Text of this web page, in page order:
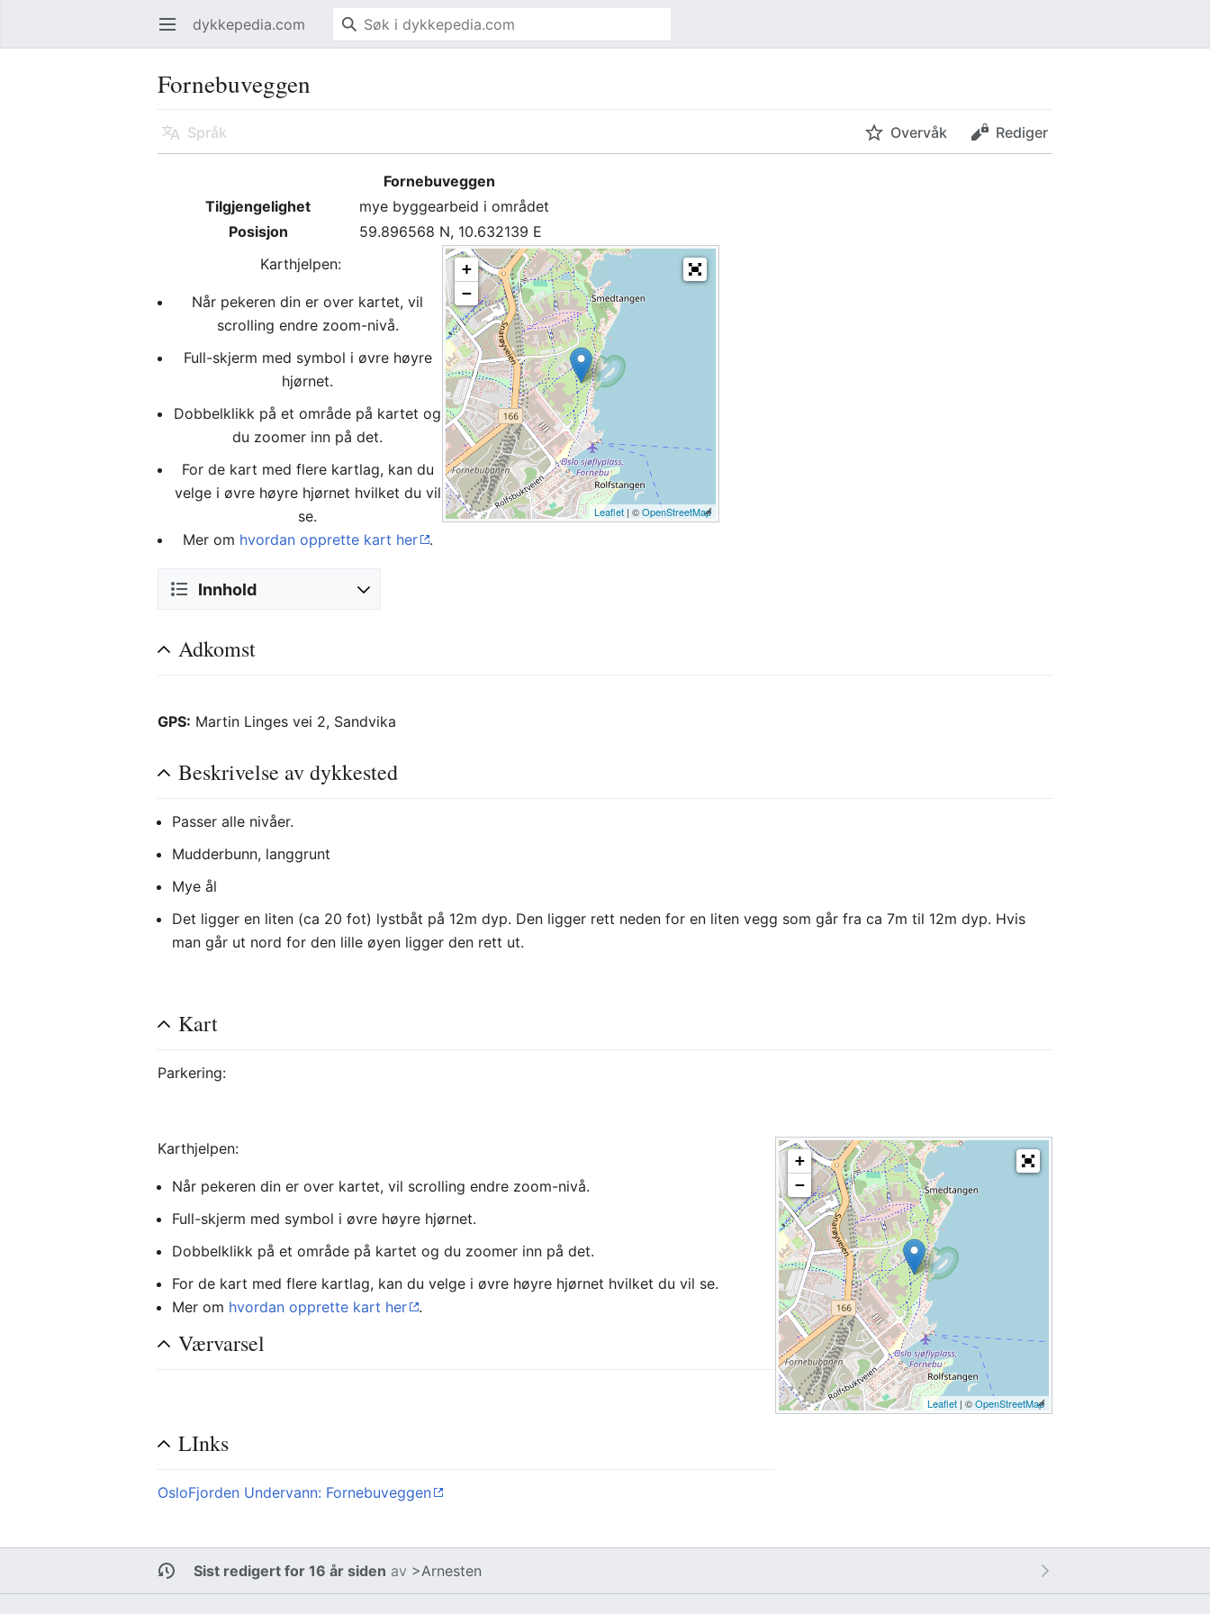
Åpne hovedmenyen dykkepedia.com
Fornebuveggen
Språk Overvåk Rediger
Fornebuveggen
Tilgjengelighet
mye byggearbeid i området
Posisjon
59.896568 N, 10.632139 E
+
−
Leaflet | ©OpenStreetMap
Karthjelpen:
Når pekeren din er over kartet, vil
scrolling endre zoom-nivå.
Full-skjerm med symbol i øvre høyre
hjørnet.
Dobbelklikk på et område på kartet og
du zoomer inn på det.
For de kart med flere kartlag, kan du
velge i øvre høyre hjørnet hvilket du vil
se.
Mer om hvordan opprette kart her .
Innhold
Adkomst
GPS: Martin Linges vei 2, Sandvika
Beskrivelse av dykkested
Passer alle nivåer.
Mudderbunn, langgrunt
Mye ål
Det ligger en liten (ca 20 fot) lystbåt på 12m dyp. Den ligger rett neden for en liten vegg som går fra ca 7m til 12m dyp. Hvis
man går ut nord for den lille øyen ligger den rett ut.
Kart
Parkering:
+
−
Leaflet| ©OpenStreetMap
Karthjelpen:
Når pekeren din er over kartet, vil scrolling endre zoom-nivå.
Full-skjerm med symbol i øvre høyre hjørnet.
Dobbelklikk på et område på kartet og du zoomer inn på det.
For de kart med flere kartlag, kan du velge i øvre høyre hjørnet hvilket du vil se.
Mer om hvordan opprette kart her .
Værvarsel
LInks
OsloFjorden Undervann: Fornebuveggen
Sist redigert for 16 år siden av >Arnesten